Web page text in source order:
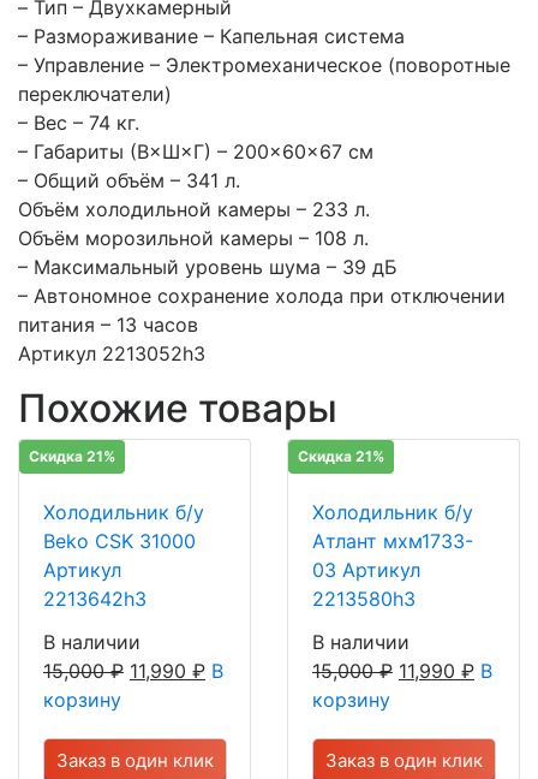
– Тип – Двухкамерный
– Размораживание – Капельная система
– Управление – Электромеханическое (поворотные
переключатели)
– Вес – 74 кг.
– Габариты (В×Ш×Г) – 200×60×67 см
– Общий объём – 341 л.
Объём холодильной камеры – 233 л.
Объём морозильной камеры – 108 л.
– Максимальный уровень шума – 39 дБ
– Автономное сохранение холода при отключении
питания – 13 часов
Артикул 2213052h3
Похожие товары
Скидка 21%
Холодильник б/у
Beko CSK 31000
Артикул
2213642h3
В наличии
15,000₽ 11,990 ₽ В
корзину
Заказ в один клик
Скидка 21%
Холодильник б/у
Атлант мхм1733-
03 Артикул
2213580h3
В наличии
15,000₽ 11,990 ₽ В
корзину
Заказ в один клик